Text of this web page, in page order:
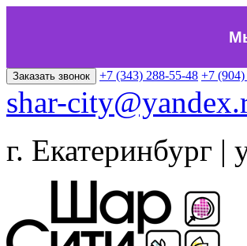
Заказать звонок +7 (343) 288-55-48 +7
shar-
г. Екатеринбург |